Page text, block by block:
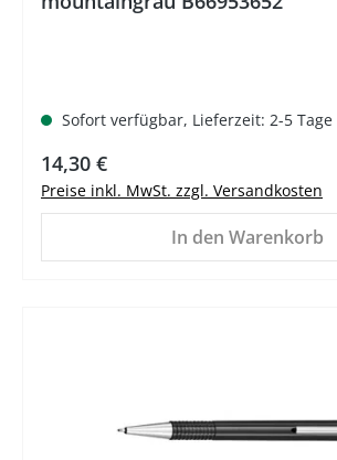
Sofort verfügbar, Lieferzeit: 2-5 Tage
Regulärer Preis:
14,30 €
Preise inkl. MwSt. zzgl. Versandkosten
In den Warenkorb